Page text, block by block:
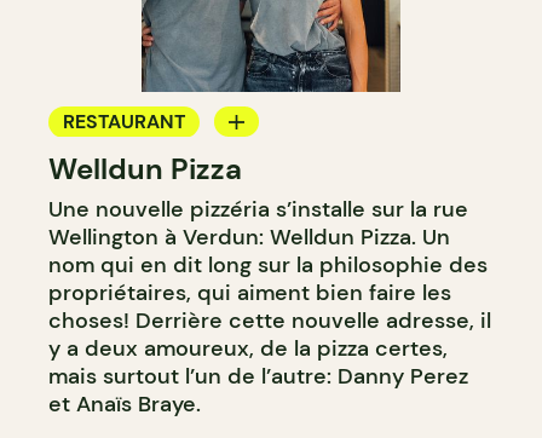
RESTAURANT
COMPTOIR
Welldun Pizza
Une nouvelle pizzéria s’installe sur la rue
Wellington à Verdun: Welldun Pizza. Un
nom qui en dit long sur la philosophie des
propriétaires, qui aiment bien faire les
choses! Derrière cette nouvelle adresse, il
y a deux amoureux, de la pizza certes,
mais surtout l’un de l’autre: Danny Perez
et Anaïs Braye.